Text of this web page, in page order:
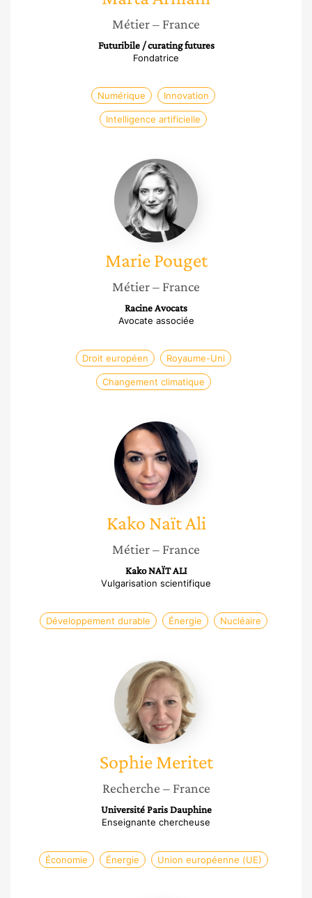
Métier– France
Futuribile / curating futures
Fondatrice
Numérique Innovation
Intelligence artificielle
Marie
Pouget
Marie Pouget
Métier– France
Racine Avocats
Avocate associée
Droit européen Royaume-Uni
Changement climatique
Kako
Naït
Ali
Kako Naït Ali
Métier– France
Kako NAÏT ALI
Vulgarisation scientifique
Développement durable Énergie Nucléaire
Sophie
Meritet
Sophie Meritet
Recherche – France
Université Paris Dauphine
Enseignante chercheuse
Économie Énergie Union européenne (UE)